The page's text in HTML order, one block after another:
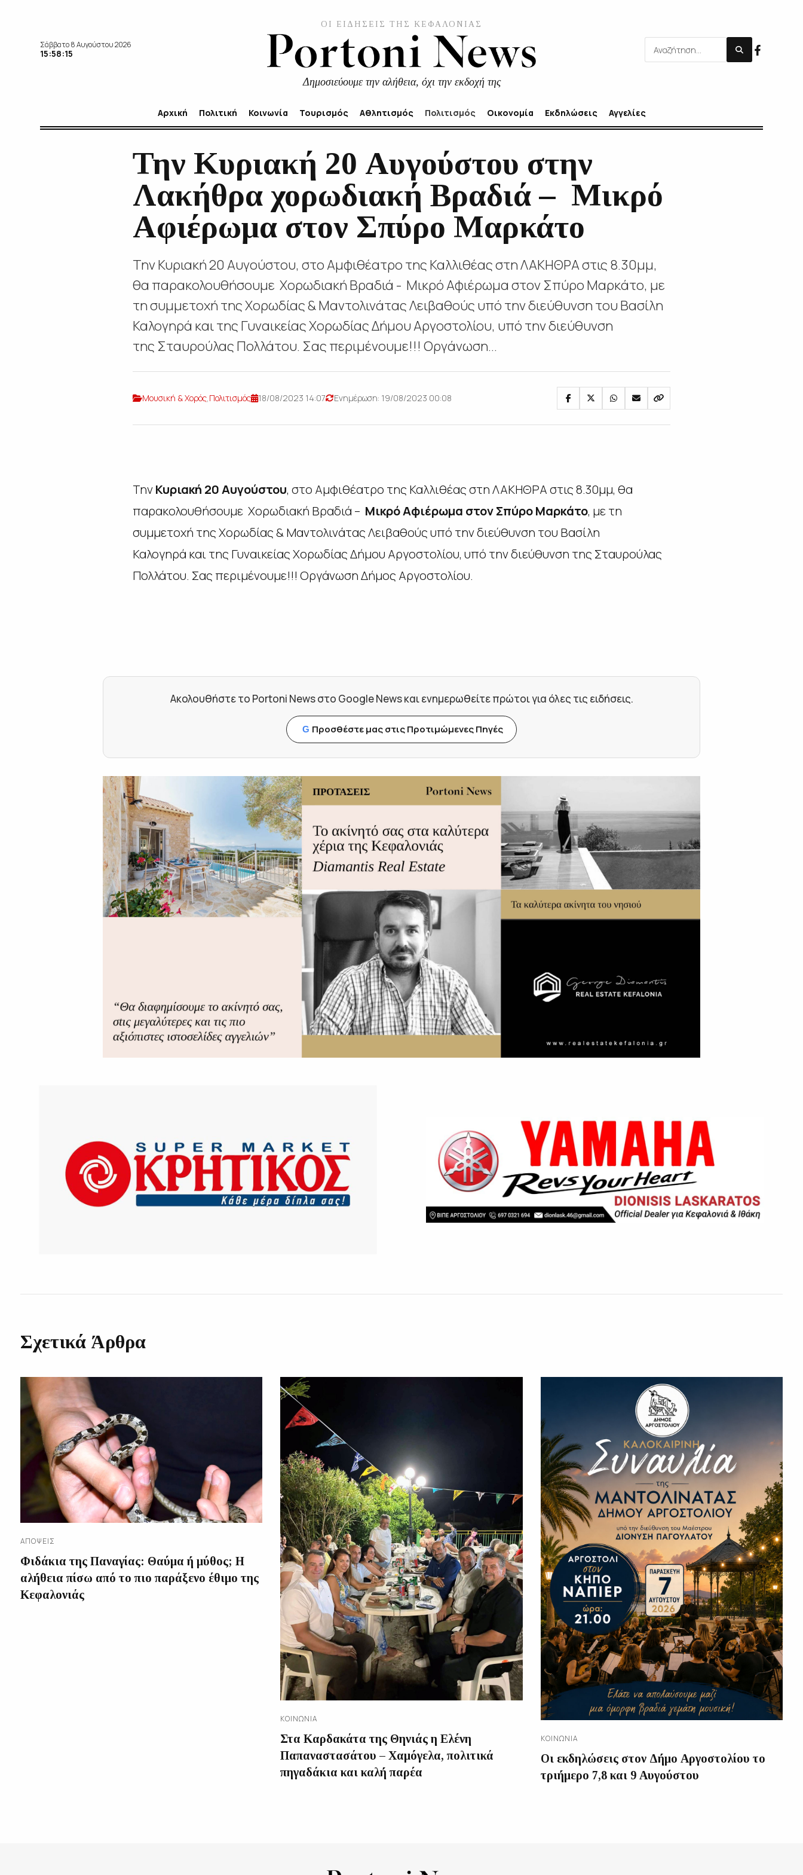
Σάββατο 8 Αυγούστου 2026
15:58:16
ΟΙ ΕΙΔΗΣΕΙΣ ΤΗΣ ΚΕΦΑΛΟΝΙΑΣ
Δημοσιεύουμε την αλήθεια, όχι την εκδοχή της
Αρχική Πολιτική Κοινωνία Τουρισμός Αθλητισμός Πολιτισμός Οικονομία Εκδηλώσεις Αγγελίες
Την Κυριακή 20 Αυγούστου στην
Λακήθρα χορωδιακή Βραδιά – Μικρό
Αφιέρωμα στον Σπύρο Μαρκάτο
Την Κυριακή 20 Αυγούστου, στο Αμφιθέατρο της Καλλιθέας στη ΛΑΚΗΘΡΑ στις 8.30μμ,
θα παρακολουθήσουμε Χορωδιακή Βραδιά - Μικρό Αφιέρωμα στον Σπύρο Μαρκάτο, με
τη συμμετοχή της Χορωδίας & Μαντολινάτας Λειβαθούς υπό την διεύθυνση του Βασίλη
Καλογηρά και της Γυναικείας Χορωδίας Δήμου Αργοστολίου, υπό την διεύθυνση
της Σταυρούλας Πολλάτου. Σας περιμένουμε!!! Oργάνωση...
Μουσική & Χορός,Πολιτισμός 18/08/2023 14:07 Ενημέρωση: 19/08/2023 00:08
ΤηνΚυριακή 20 Αυγούστου, στο Αμφιθέατρο της Καλλιθέας στη ΛΑΚΗΘΡΑ στις 8.30μμ, θα
παρακολουθήσουμε Χορωδιακή Βραδιά – Μικρό Αφιέρωμα στον Σπύρο Μαρκάτο, με τη
συμμετοχή της Χορωδίας & Μαντολινάτας Λειβαθούς υπό την διεύθυνση του Βασίλη
Καλογηρά και της Γυναικείας Χορωδίας Δήμου Αργοστολίου, υπό την διεύθυνση της Σταυρούλας
Πολλάτου. Σας περιμένουμε!!! Oργάνωση Δήμος Αργοστολίου.
Ακολουθήστε το Portoni News στο Google News και ενημερωθείτε πρώτοι για όλες τις ειδήσεις.
G Προσθέστε μας στις Προτιμώμενες Πηγές
Σχετικά Άρθρα
ΑΠΌΨΕΙΣ
Φιδάκια της Παναγίας: Θαύμα ή μύθος; Η
αλήθεια πίσω από το πιο παράξενο έθιμο της
Κεφαλονιάς
ΚΟΙΝΩΝΊΑ
Στα Καρδακάτα της Θηνιάς η Ελένη
Παπαναστασάτου – Χαμόγελα, πολιτικά
πηγαδάκια και καλή παρέα
ΚΟΙΝΩΝΊΑ
Οι εκδηλώσεις στον Δήμο Αργοστολίου το
τριήμερο 7,8 και 9 Αυγούστου